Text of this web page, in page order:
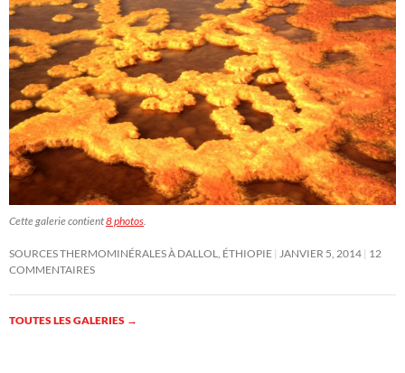
Cette galerie contient8 photos
SOURCES THERMOMINÉRALES À DALLOL, ÉTHIOPIE JANVIER 5, 2014 12
COMMENTAIRES
TOUTES LES GALERIES →